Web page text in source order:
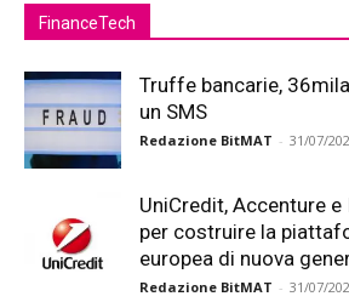
FinanceTech
Truffe bancarie,
un SMS
Redazione BitMAT - 31/07/
UniCredit, Accenture
per costruire la
europea di nuova
Redazione BitMAT - 31/07/